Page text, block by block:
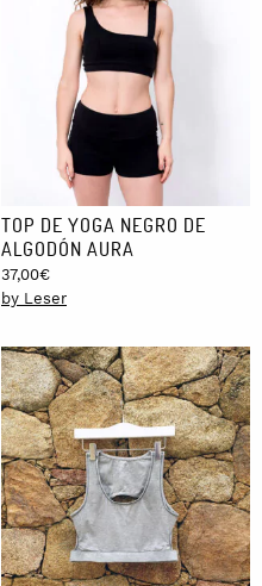
TOP DE YOGA NEGRO DE
ALGODÓN AURA
37,00€
by Leser